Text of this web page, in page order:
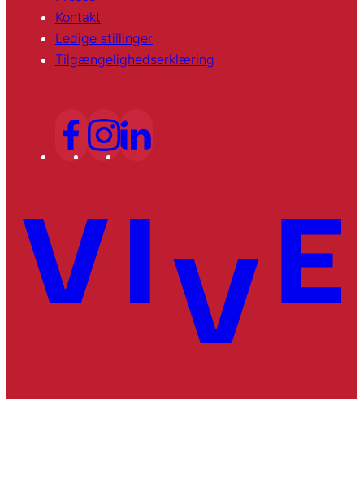
Kontakt
Ledige stillinger
Tilgængelighedserklæring